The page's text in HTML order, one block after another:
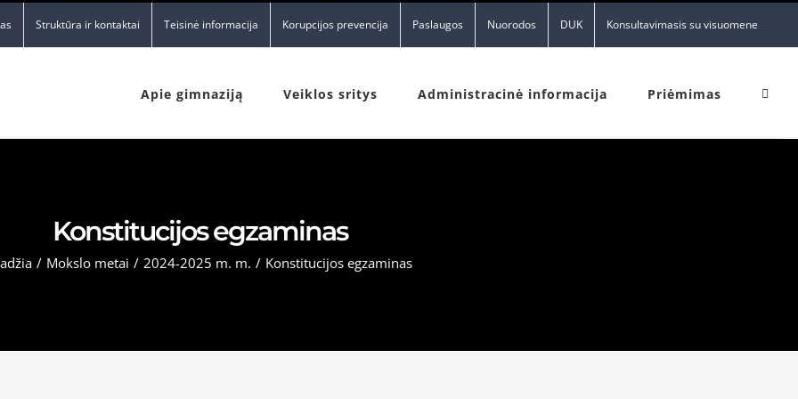
Struktūra ir kontaktai Teisinė informacija Korupcijos prevencija Paslaugos Nuorodos DUK Konsultavimasis su visuomene
Apie gimnaziją Veiklos sritys Administracinė informacija Priėmimas
Konstitucijos egzaminas
/ Mokslo metai / 2024-2025 m. m. / Konstitucijos egzaminas